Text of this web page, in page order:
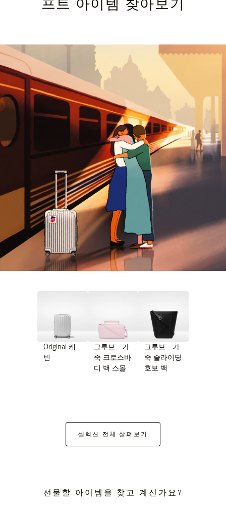
Original 캐
빈
그루브 - 가
죽 크로스바
디 백 스몰
그루브 - 가
죽 슬라이딩
호보 백
셀렉션 전체 살펴보기
선물할 아이템을 찾고 계신가요?